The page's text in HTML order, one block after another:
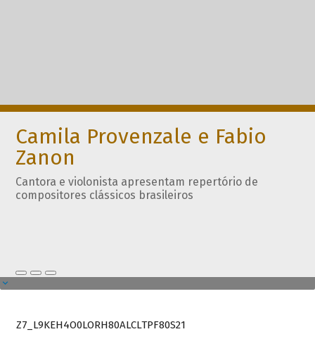
Camila Provenzale e Fabio
Zanon
Cantora e violonista apresentam repertório de
compositores clássicos brasileiros
Z7_L9KEH4O0LORH80ALCLTPF80S21